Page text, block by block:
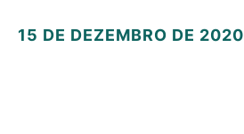
15 DE DEZEMBRO DE 2020